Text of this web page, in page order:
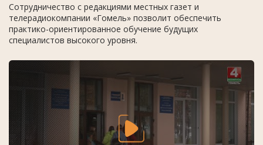
Сотрудничество с редакциями местных газет и
телерадиокомпании «Гомель» позволит обеспечить
практико-ориентированное обучение будущих
специалистов высокого уровня.